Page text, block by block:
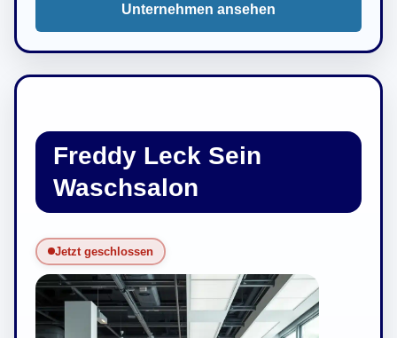
Unternehmen ansehen
Freddy Leck Sein
Waschsalon
Jetzt geschlossen